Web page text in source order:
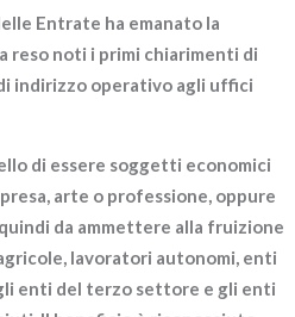
Entrate ha emanato la
reso noti i primi chiarimenti di
indirizzo operativo agli uffici
di essere soggetti economici
arte o professione, oppure
da ammettere alla fruizione
lavoratori autonomi, enti
enti del terzo settore e gli enti